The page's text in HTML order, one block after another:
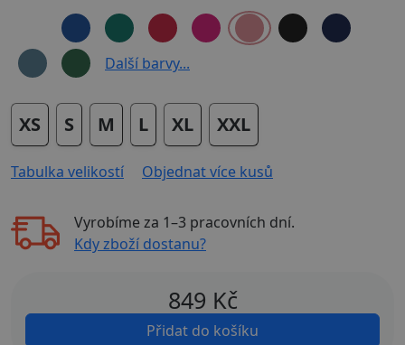
Další barvy...
XS S M L XL XXL
Tabulka velikostí Objednat více kusů
Vyrobíme za 1–3 pracovních dní.
Kdy zboží dostanu?
849 Kč
Přidat do košíku